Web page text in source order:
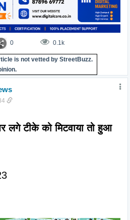
0 0.1k
is not vetted by StreetBuzz.
लगे टीके को मिटवाया तो हुआ